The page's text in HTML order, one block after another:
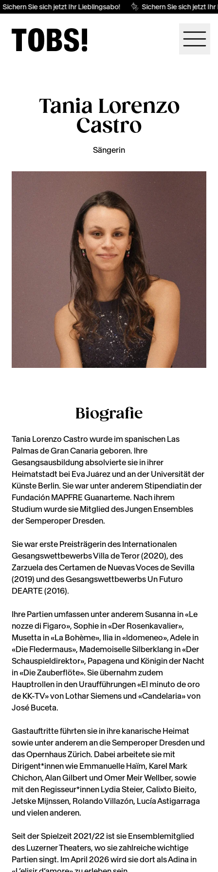
Sichern Sie sich jetzt Ihr Lieblingsabo! Sichern Sie sich jetzt Ihr
Tania Lorenzo
Castro
Sängerin
Biografie
Tania Lorenzo Castro wurde im spanischen Las
Palmas de Gran Canaria geboren. Ihre
Gesangsausbildung absolvierte sie in ihrer
Heimatstadt bei Eva Juárez und an der Universität der
Künste Berlin. Sie war unter anderem Stipendiatin der
Fundación MAPFRE Guanarteme. Nach ihrem
Studium wurde sie Mitglied des Jungen Ensembles
der Semperoper Dresden.
Sie war erste Preisträgerin des Internationalen
Gesangswettbewerbs Villa de Teror (2020), des
Zarzuela des Certamen de Nuevas Voces de Sevilla
(2019) und des Gesangswettbewerbs Un Futuro
DEARTE (2016).
Ihre Partien umfassen unter anderem Susanna in «Le
nozze di Figaro», Sophie in «Der Rosenkavalier»,
Musetta in «La Bohème», Ilia in «Idomeneo», Adele in
«Die Fledermaus», Mademoiselle Silberklang in «Der
Schauspieldirektor», Papagena und Königin der Nacht
in «Die Zauberflöte». Sie übernahm zudem
Hauptrollen in den Uraufführungen «El minuto de oro
de KK-TV» von Lothar Siemens und «Candelaria» von
José Buceta.
Gastauftritte führten sie in ihre kanarische Heimat
sowie unter anderem an die Semperoper Dresden und
das Opernhaus Zürich. Dabei arbeitete sie mit
Dirigent*innen wie Emmanuelle Haïm, Karel Mark
Chichon, Alan Gilbert und Omer Meir Wellber, sowie
mit den Regisseur*innen Lydia Steier, Calixto Bieito,
Jetske Mijnssen, Rolando Villazón, Lucía Astigarraga
und vielen anderen.
Seit der Spielzeit 2021/22 ist sie Ensemblemitglied
des Luzerner Theaters, wo sie zahlreiche wichtige
Partien singt. Im April 2026 wird sie dort als Adina in